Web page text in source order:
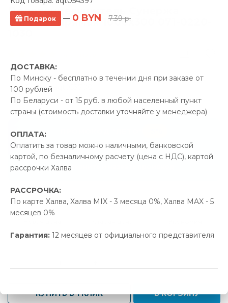
Подарок — 0 BYN 7.39 р.
ДОСТАВКА:
По Минску - бесплатно в течении дня при заказе от
100 рублей
По Беларуси - от 15 руб. в любой населенный пункт
страны (стоимость доставки уточняйте у менеджера)
ОПЛАТА:
Оплатить за товар можно наличными, банковской
картой, по безналичному расчету (цена с НДС), картой
рассрочки Халва
РАССРОЧКА:
По карте Халва, Халва MIX - 3 месяца 0%, Халва MAX - 5
месяцев 0%
Гарантия: 12 месяцев от официального представителя
Полотенцесушитель Сунержа
Богема+ прямая 1000х300 071-0220-
Производитель:Сунержа
Код Товара: aqt053700
Экономия114.00 р.
Позвонить и назвать промокод
В наличии
2 162.00 р. 2 276.00 р. 114.00 р.
КУПИТЬ В 1 КЛИК В КОРЗИНУ